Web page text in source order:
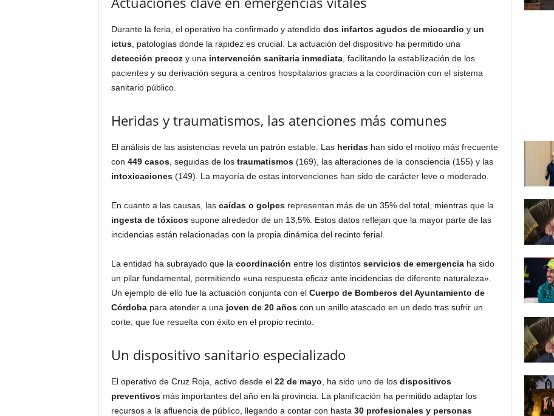
Durante la feria, el operativo ha confirmado y atendido dos infartos agudos de miocardio y un
ictus, patologías donde la rapidez es crucial. La actuación del dispositivo ha permitido una
detección precozy una intervención sanitaria inmediata, facilitando la estabilización de los
pacientes y su derivación segura a centros hospitalarios gracias a la coordinación con el sistema
sanitario público.
Heridas y traumatismos, las atenciones más comunes
El análisis de las asistencias revela un patrón estable. Las heridashan sido el motivo más frecuente
con 449 casos, seguidas de los traumatismos(169), las alteraciones de la consciencia (155) y las
intoxicaciones(149). La mayoría de estas intervenciones han sido de carácter leve o moderado.
En cuanto a las causas, las caídas o golpesrepresentan más de un 35% del total, mientras que la
ingesta de tóxicossupone alrededor de un 13,5%. Estos datos reflejan que la mayor parte de las
incidencias están relacionadas con la propia dinámica del recinto ferial.
La entidad ha subrayado que la coordinación entre los distintos servicios de emergenciaha sido
un pilar fundamental, permitiendo «una respuesta eficaz ante incidencias de diferente naturaleza».
Un ejemplo de ello fue la actuación conjunta con el Cuerpo de Bomberos del Ayuntamiento de
Córdobapara atender a una joven de 20 añoscon un anillo atascado en un dedo tras sufrir un
corte, que fue resuelta con éxito en el propio recinto.
Un dispositivo sanitario especializado
El operativo de Cruz Roja, activo desde el 22 de mayo , ha sido uno de los dispositivos
preventivosmás importantes del año en la provincia. La planificación ha permitido adaptar los
recursos a la afluencia de público, llegando a contar con hasta 30 profesionales y personas